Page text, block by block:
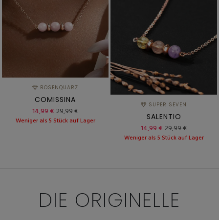
ROSENQUARZ
COMISSINA
14,99 € 29,99 €
Weniger als 5 Stück auf Lager
SUPER SEVEN
SALENTIO
14,99 € 29,99 €
Weniger als 5 Stück auf Lager
DIE ORIGINELLE